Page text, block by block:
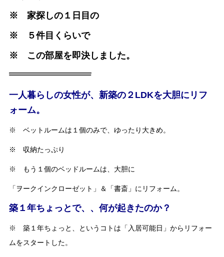
※ 家探しの１日目の
※ ５件目くらいで
※ この部屋を即決しました。
一人暮らしの女性が、新築の２LDKを大胆にリフ
ォーム。
※ ベットルームは１個のみで、ゆったり大きめ。
※ 収納たっぷり
※ もう１個のベッドルームは、大胆に
「ヲークインクローゼット」＆「書斎」にリフォーム。
築１年ちょっとで、、何が起きたのか？
※ 築１年ちょっと、というコトは「入居可能日」からリフォー
ムをスタートした。